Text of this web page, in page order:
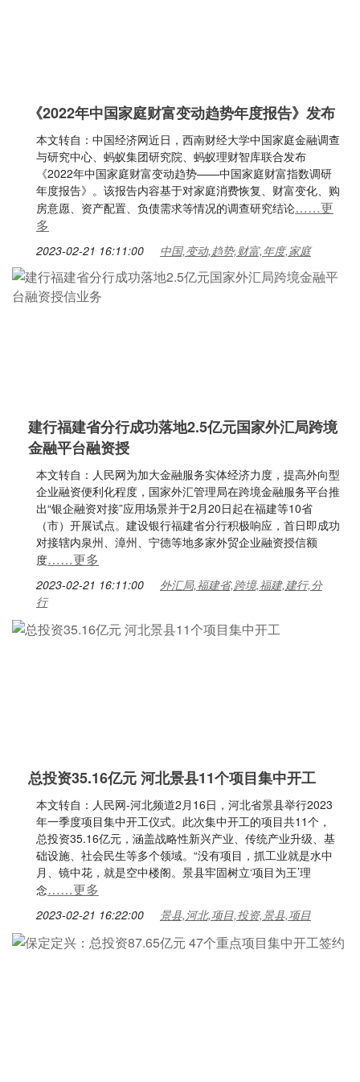
《2022年中国家庭财富变动趋势年度报告》发布
本文转自：中国经济网近日，西南财经大学中国家庭金融调查
与研究中心、蚂蚁集团研究院、蚂蚁理财智库联合发布
《2022年中国家庭财富变动趋势——中国家庭财富指数调研
年度报告》。该报告内容基于对家庭消费恢复、财富变化、购
房意愿、资产配置、负债需求等情况的调查研究结论……更
多
2023-02-21 16:11:00 中国,变动,趋势,财富,年度,家庭
建行福建省分行成功落地2.5亿元国家外汇局跨境
金融平台融资授
本文转自：人民网为加大金融服务实体经济力度，提高外向型
企业融资便利化程度，国家外汇管理局在跨境金融服务平台推
出“银企融资对接”应用场景并于2月20日起在福建等10省
（市）开展试点。建设银行福建省分行积极响应，首日即成功
对接辖内泉州、漳州、宁德等地多家外贸企业融资授信额
度……更多
2023-02-21 16:11:00
外汇局,福建省,跨境,福建,建行,分
行
总投资35.16亿元 河北景县11个项目集中开工
本文转自：人民网-河北频道2月16日，河北省景县举行2023
年一季度项目集中开工仪式。此次集中开工的项目共11个，
总投资35.16亿元，涵盖战略性新兴产业、传统产业升级、基
础设施、社会民生等多个领域。“没有项目，抓工业就是水中
月、镜中花，就是空中楼阁。景县牢固树立‘项目为王’理
念……更多
2023-02-21 16:22:00 景县,河北,项目,投资,景县,项目